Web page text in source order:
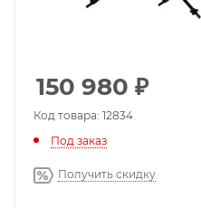
150 980 ₽
Код товара: 12834
Под заказ
Получить скидку